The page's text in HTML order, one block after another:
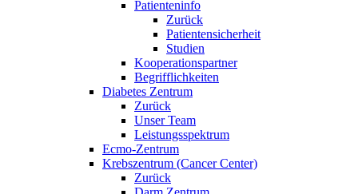
Patienteninfo
Zurück
Patientensicherheit
Studien
Kooperationspartner
Begrifflichkeiten
Diabetes Zentrum
Zurück
Unser Team
Leistungsspektrum
Ecmo-Zentrum
Krebszentrum (Cancer Center)
Zurück